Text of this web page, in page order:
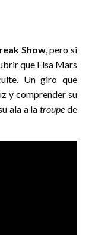
Show, pero si
que Elsa Mars
Un giro que
y comprender su
ala a latroupe de